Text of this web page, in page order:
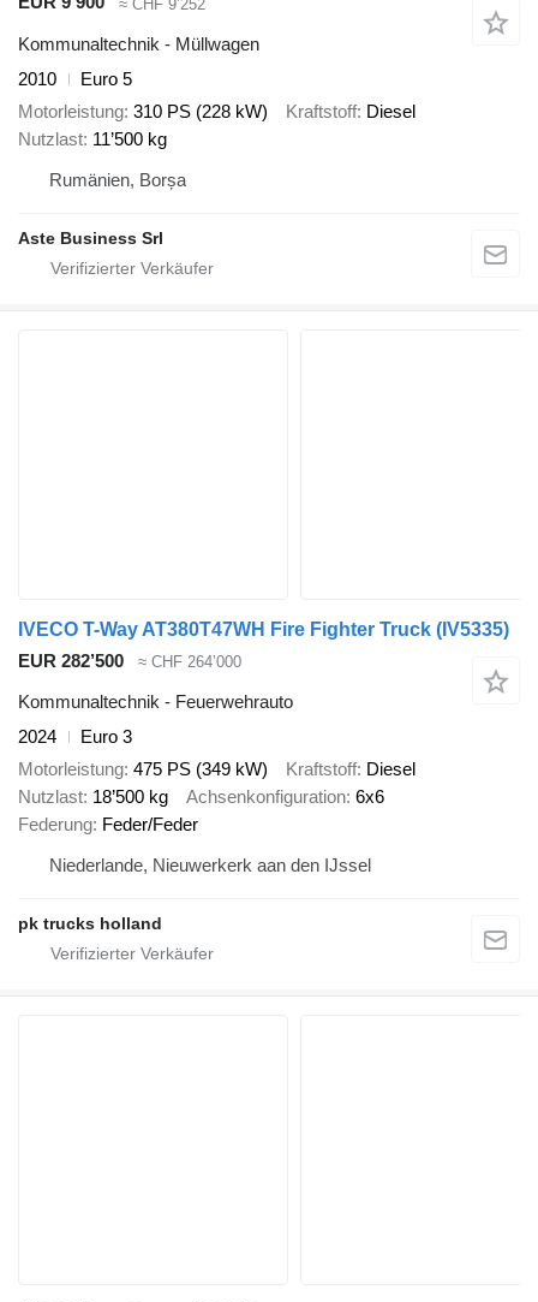
≈ CHF 9’252
Kommunaltechnik - Müllwagen
2010
Euro 5
Motorleistung 310 PS (228 kW) Kraftstoff Diesel
Nutzlast 11’500 kg
Rumänien, Borșa
Aste Business Srl
IVECO T-Way AT380T47WH Fire Fighter Truck (IV5335)
EUR 282’500
≈ CHF 264’000
Kommunaltechnik - Feuerwehrauto
2024
Euro 3
Motorleistung 475 PS (349 kW) Kraftstoff Diesel
Nutzlast 18’500 kg Achsenkonfiguration 6x6
Federung Feder/Feder
Niederlande, Nieuwerkerk aan den IJssel
pk trucks holland